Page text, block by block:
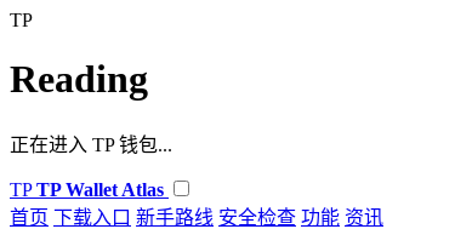
TP
Reading
正在进入 TP 钱包...
TP TP Wallet Atlas
首页 下载入口 新手路线 安全检查 功能 资讯